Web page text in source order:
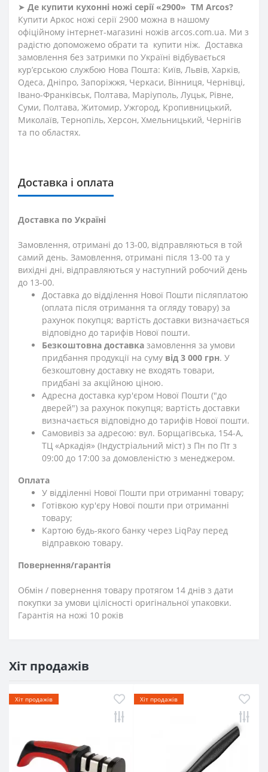
➤ Де купити кухонні ножі серії «2900» ТМ Arcos?
Купити Аркос ножі серії 2900 можна в нашому
офіційному інтернет-магазині ножів arcos.com.ua. Ми з
радістю допоможемо обрати та купити ніж. Доставка
замовлення без затримки по Україні відбувається
кур’єрською службою Нова Пошта: Київ, Львів, Харків,
Одеса, Дніпро, Запоріжжя, Черкаси, Вінниця, Чернівці,
Івано-Франківськ, Полтава, Маріуполь, Луцьк, Рівне,
Суми, Полтава, Житомир, Ужгород, Кропивницький,
Миколаїв, Тернопіль, Херсон, Хмельницький, Чернігів
та по областях.
Доставка і оплата
Доставка по Україні
Замовлення, отримані до 13-00, відправляються в той
самий день. Замовлення, отримані після 13-00 та у
вихідні дні, відправляються у наступний робочий день
до 13-00.
Доставка до відділення Нової Пошти післяплатою
(оплата після отримання та огляду товару) за
рахунок покупця; вартість доставки визначається
відповідно до тарифів Нової пошти.
Безкоштовна доставка замовлення за умови
придбання продукції на суму від 3 000 грн. У
безкоштовну доставку не входять товари,
придбані за акційною ціною.
Адресна доставка кур'єром Нової Пошти ("до
дверей") за рахунок покупця; вартість доставки
визначається відповідно до тарифів Нової пошти.
Самовивіз за адресою: вул. Борщагівська, 154-А,
ТЦ «Аркадія» (Індустріальний міст) з Пн по Пт з
09:00 до 17:00 за домовленістю з менеджером.
Оплата
У відділенні Нової Пошти при отриманні товару;
Готівкою кур'єру Нової пошти при отриманні
товару;
Картою будь-якого банку через LiqPay перед
відправкою товару.
Повернення/гарантія
Обмін / повернення товару протягом 14 днів з дати
покупки за умови цілісності оригінальної упаковки.
Гарантія на ножі 10 років
Хіт продажів
Хіт продажів Хіт продажів